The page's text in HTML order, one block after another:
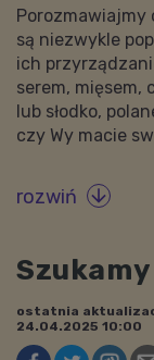
Porozmawiajmy
są niezwykle
ich
serem, mięsem,
lub słodko,
czy Wy macie
rozwiń 
ostatnia
24.04.2025 10:00